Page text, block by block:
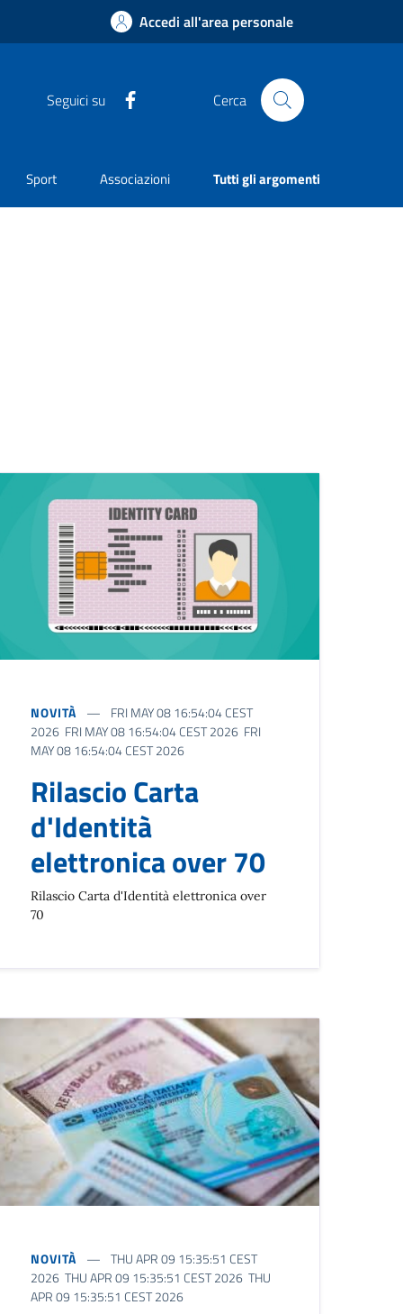
Accedi all'area personale
Seguici su Cerca
Sport Associazioni Tutti gli argomenti
NOVITÀ
FRI MAY 08 16:54:04 CEST
2026 FRI MAY 08 16:54:04 CEST 2026 FRI
MAY 08 16:54:04 CEST 2026
Rilascio Carta
d'Identità
elettronica over 70
Rilascio Carta d'Identità elettronica over
70
NOVITÀ
THU APR 09 15:35:51 CEST
2026 THU APR 09 15:35:51 CEST 2026 THU
APR 09 15:35:51 CEST 2026